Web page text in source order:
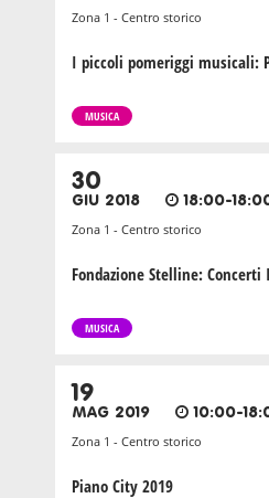
Zona 1 - Centro storico
I piccoli pomeriggi musicali:
MUSICA
30
GIU 2018 18:00-
Zona 1 - Centro storico
Fondazione Stelline: Concerti
MUSICA
19
MAG 2019 10:00-
Zona 1 - Centro storico
Piano City 2019